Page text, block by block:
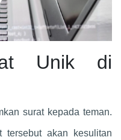
Unik di
surat kepada teman.
tersebut akan kesulitan